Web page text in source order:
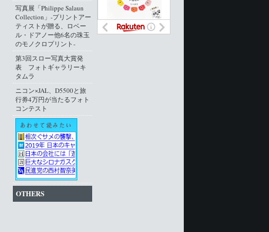
写真展「Philippe Salaun
Collection」‐プリントアー
ティストが贈る、ロベー
ル・ドアノー他6名の珠玉
のモノクロプリント‐
第3回スロー写真大賞発
表 フォトギャラリーキ
タムラ
ニコン×JAL、D5500と旅
行券4万円が当たるフォト
コンテスト
OTHERS